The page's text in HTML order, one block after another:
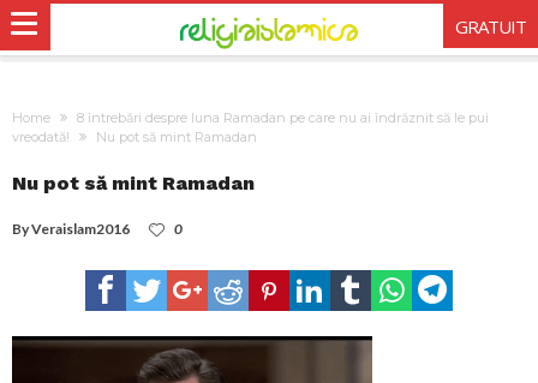
GRATUIT
Home
8 întrebări despre luna Ramadan pe care nu ai îndrăznit să le pui
vreodată!
Nu pot să mint Ramadan
Nu pot să mint Ramadan
ByVeraislam2016 0